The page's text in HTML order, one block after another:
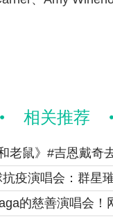
相关推荐